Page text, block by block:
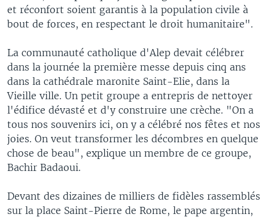
et réconfort soient garantis à la population civile à
bout de forces, en respectant le droit humanitaire".
La communauté catholique d'Alep devait célébrer
dans la journée la première messe depuis cinq ans
dans la cathédrale maronite Saint-Elie, dans la
Vieille ville. Un petit groupe a entrepris de nettoyer
l'édifice dévasté et d'y construire une crèche. "On a
tous nos souvenirs ici, on y a célébré nos fêtes et nos
joies. On veut transformer les décombres en quelque
chose de beau", explique un membre de ce groupe,
Bachir Badaoui.
Devant des dizaines de milliers de fidèles rassemblés
sur la place Saint-Pierre de Rome, le pape argentin,